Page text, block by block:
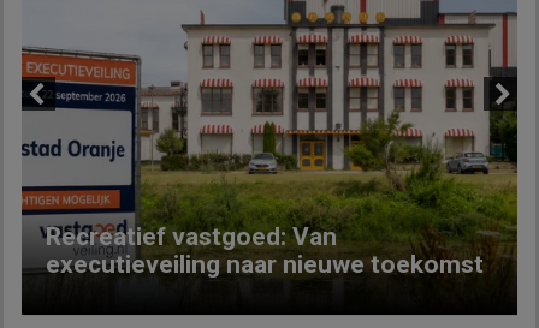
Recreatief vastgoed: Van
executieveiling naar nieuwe toekomst
Next